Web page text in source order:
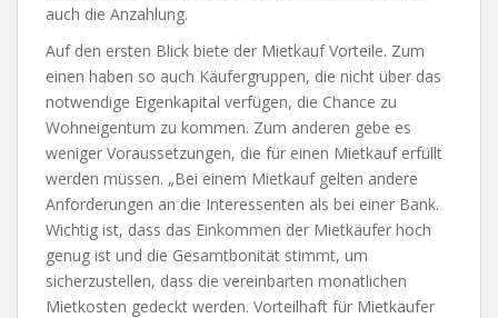
auch die Anzahlung.
Auf den ersten Blick biete der Mietkauf Vorteile. Zum
einen haben so auch Käufergruppen, die nicht über das
notwendige Eigenkapital verfügen, die Chance zu
Wohneigentum zu kommen. Zum anderen gebe es
weniger Voraussetzungen, die für einen Mietkauf erfüllt
werden müssen. „Bei einem Mietkauf gelten andere
Anforderungen an die Interessenten als bei einer Bank.
Wichtig ist, dass das Einkommen der Mietkäufer hoch
genug ist und die Gesamtbonität stimmt, um
sicherzustellen, dass die vereinbarten monatlichen
Mietkosten gedeckt werden. Vorteilhaft für Mietkäufer